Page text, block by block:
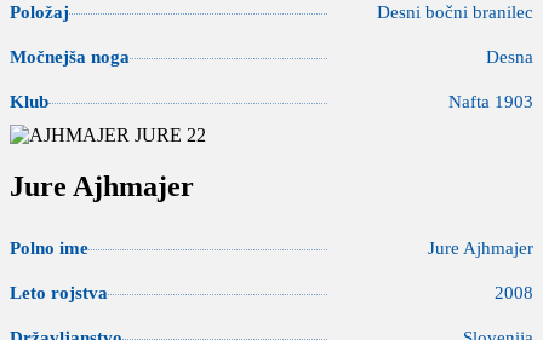
Položaj Desni bočni branilec
Močnejša noga Desna
Klub Nafta 1903
Jure Ajhmajer
Polno ime Jure Ajhmajer
Leto rojstva 2008